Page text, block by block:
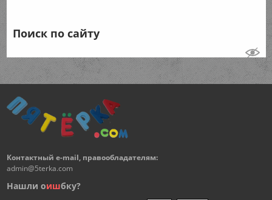
Поиск по сайту
Контактный e-mail, правообладателям:
admin@5terka.com
Нашли оишбку?